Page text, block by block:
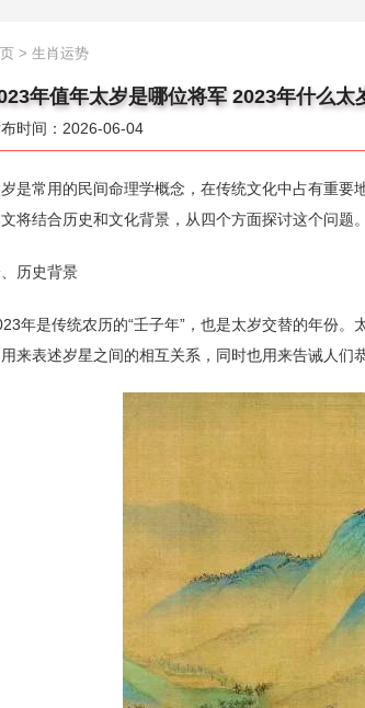
> 生肖运势
年值年太岁是哪位将军 2023年什么太
时间：2026-06-04
是常用的民间命理学概念，在传统文化中占有重
将结合历史和文化背景，从四个方面探讨这个问题。
历史背景
年是传统农历的“壬子年”，也是太岁交替的年份
来表述岁星之间的相互关系，同时也用来告诫人们